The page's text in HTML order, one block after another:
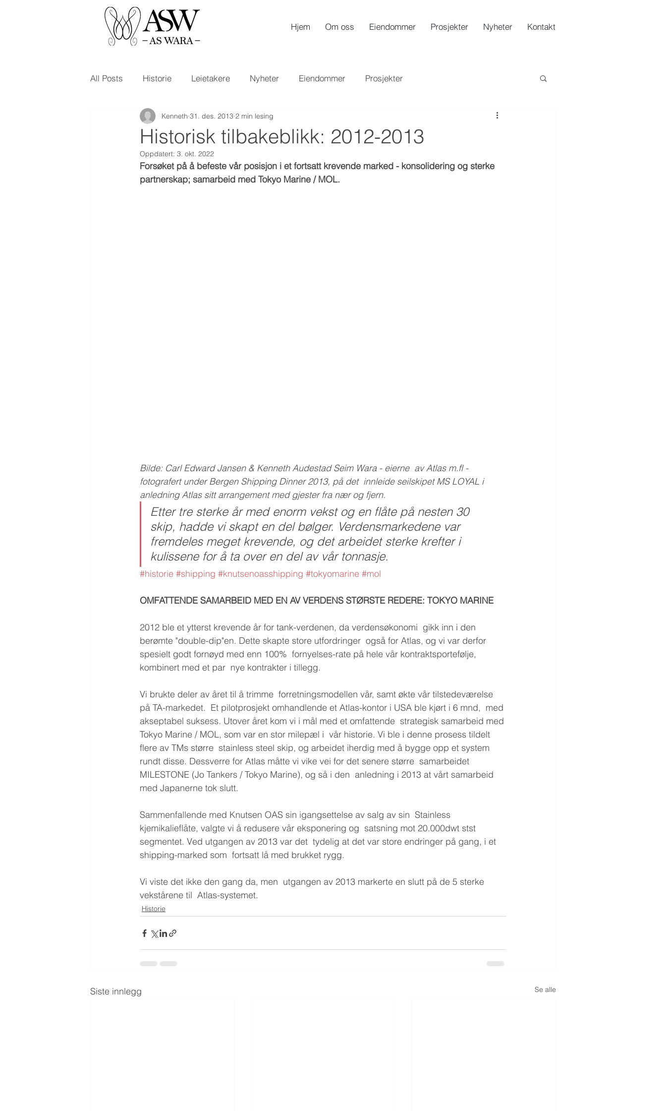
Hjem Om oss Eiendommer Prosjekter Nyheter Kontakt
All Posts Historie Leietakere Nyheter Eiendommer Prosjekter
Historisk tilbakeblikk: 2012-2013
Kenneth 31. des. 2013 2 min lesing
Oppdatert: 3. okt. 2022
Forsøket på å befeste vår posisjon i et fortsatt krevende marked - konsolidering og sterke
partnerskap; samarbeid med Tokyo Marine / MOL.
Bilde: Carl Edward Jansen & Kenneth Audestad Seim Wara - eierne  av Atlas m.fl -
fotografert under Bergen Shipping Dinner 2013, på det  innleide seilskipet MS LOYAL i
anledning Atlas sitt arrangement med gjester fra nær og fjern.
Etter tre sterke år med enorm vekst og en flåte på nesten 30
skip, hadde vi skapt en del bølger. Verdensmarkedene var
fremdeles meget krevende, og det arbeidet sterke krefter i
kulissene for å ta over en del av vår tonnasje.
#historie #shipping #knutsenoasshipping #tokyomarine #mol
OMFATTENDE SAMARBEID MED EN AV VERDENS STØRSTE REDERE: TOKYO MARINE
2012 ble et ytterst krevende år for tank-verdenen, da verdensøkonomi  gikk inn i den
berømte "double-dip"en. Dette skapte store utfordringer  også for Atlas, og vi var derfor
spesielt godt fornøyd med enn 100%  fornyelses-rate på hele vår kontraktsportefølje,
kombinert med et par  nye kontrakter i tillegg.
Vi brukte deler av året til å trimme  forretningsmodellen vår, samt økte vår tilstedeværelse
på TA-markedet.  Et pilotprosjekt omhandlende et Atlas-kontor i USA ble kjørt i 6 mnd,  med
akseptabel suksess. Utover året kom vi i mål med et omfattende  strategisk samarbeid med
Tokyo Marine / MOL, som var en stor milepæl i  vår historie. Vi ble i denne prosess tildelt
flere av TMs større  stainless steel skip, og arbeidet iherdig med å bygge opp et system
rundt disse. Dessverre for Atlas måtte vi vike vei for det senere større  samarbeidet
MILESTONE (Jo Tankers / Tokyo Marine), og så i den  anledning i 2013 at vårt samarbeid
med Japanerne tok slutt.
Sammenfallende med Knutsen OAS sin igangsettelse av salg av sin  Stainless
kjemikalieflåte, valgte vi å redusere vår eksponering og  satsning mot 20.000dwt stst
segmentet. Ved utgangen av 2013 var det  tydelig at det var store endringer på gang, i et
shipping-marked som  fortsatt lå med brukket rygg.
Vi viste det ikke den gang da, men  utgangen av 2013 markerte en slutt på de 5 sterke
vekstårene til  Atlas-systemet.
Historie
Siste innlegg Se alle